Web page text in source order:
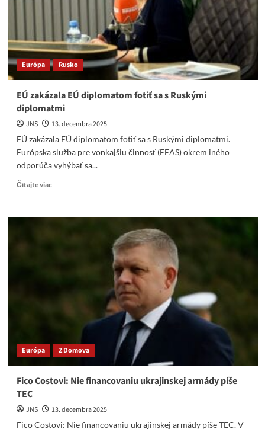
Európa Rusko
EÚ zakázala EÚ diplomatom fotiť sa s Ruskými
diplomatmi
JNS
13. decembra 2025
EÚ zakázala EÚ diplomatom fotiť sa s Ruskými diplomatmi.
Európska služba pre vonkajšiu činnosť (EEAS) okrem iného
odporúča vyhýbať sa...
Čítajte viacRead
EÚ
Európa Z Domova
Fico Costovi: Nie financovaniu ukrajinskej armády píše
TEC
JNS
13. decembra 2025
Fico Costovi: Nie financovaniu ukrajinskej armády píše TEC. V